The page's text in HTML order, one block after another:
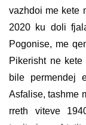
vazhdoi me kete
2020 ku doli
Pogonise, me
Pikerisht ne
bile permendej
Asfalise, tashme
rreth viteve